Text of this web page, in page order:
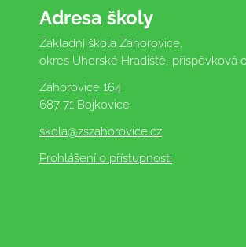
Adresa školy
Základní škola Záhorovice,
okres Uherské Hradiště, příspěvková
Záhorovice 164
687 71 Bojkovice
skola@zszahorovice.cz
Prohlášení o přístupnosti